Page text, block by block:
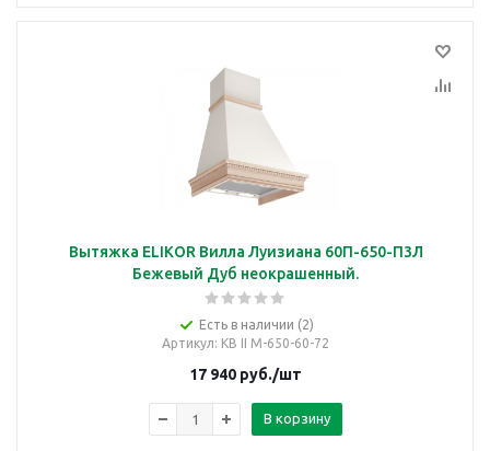
Вытяжка ELIKOR Вилла Луизиана 60П-650-П3Л
Бежевый Дуб неокрашенный.
Есть в наличии (2)
Артикул: КВ II М-650-60-72
17 940 руб./шт
В корзину